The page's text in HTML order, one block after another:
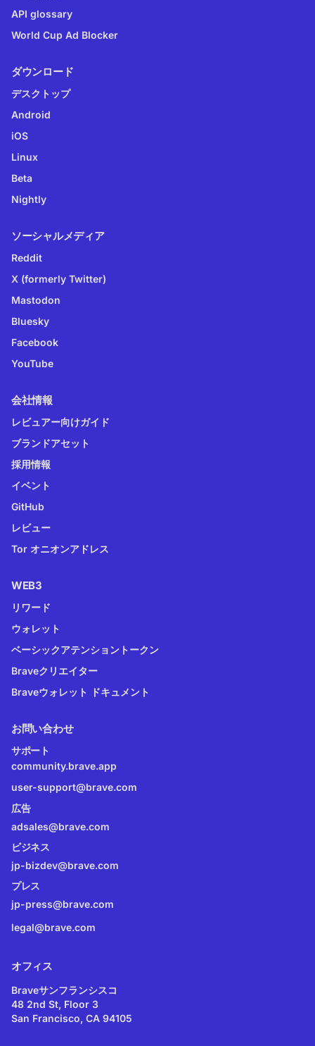
API glossary
World Cup Ad Blocker
ダウンロード
デスクトップ
Android
iOS
Linux
Beta
Nightly
ソーシャルメディア
Reddit
X (formerly Twitter)
Mastodon
Bluesky
Facebook
YouTube
会社情報
レビュアー向けガイド
ブランドアセット
採用情報
イベント
GitHub
レビュー
Tor オニオンアドレス
WEB3
リワード
ウォレット
ベーシックアテンショントークン
Braveクリエイター
Braveウォレット ドキュメント
お問い合わせ
サポート
community.brave.app
user-support@brave.com
広告
adsales@brave.com
ビジネス
jp-bizdev@brave.com
プレス
jp-press@brave.com
legal@brave.com
オフィス
Braveサンフランシスコ
48 2nd St, Floor 3
San Francisco, CA 94105